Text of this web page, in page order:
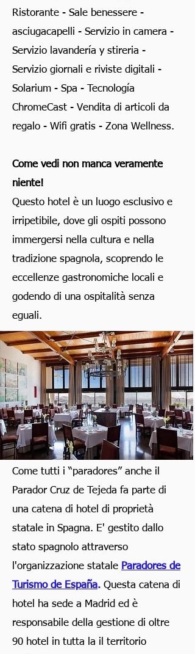
Ristorante - Sale benessere -
asciugacapelli - Servizio in camera -
Servizio lavandería y stireria -
Servizio giornali e riviste digitali -
Solarium - Spa - Tecnología
ChromeCast - Vendita di articoli da
regalo - Wifi gratis - Zona Wellness.
Come vedi non manca veramente
niente!
Questo hotel è un luogo esclusivo e
irripetibile, dove gli ospiti possono
immergersi nella cultura e nella
tradizione spagnola, scoprendo le
eccellenze gastronomiche locali e
godendo di una ospitalità senza
eguali.
Come tutti i “paradores” anche il
Parador Cruz de Tejeda fa parte di
una catena di hotel di proprietà
statale in Spagna. E' gestito dallo
stato spagnolo attraverso
l'organizzazione statale Paradores de
Turismo de España. Questa catena di
hotel ha sede a Madrid ed è
responsabile della gestione di oltre
90 hotel in tutta la il territorio